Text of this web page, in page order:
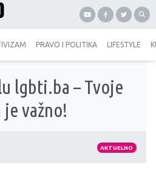
PRAVO I POLITIKA LIFESTYLE
lgbti.ba – Tvoje
važno!
AKTUELNO